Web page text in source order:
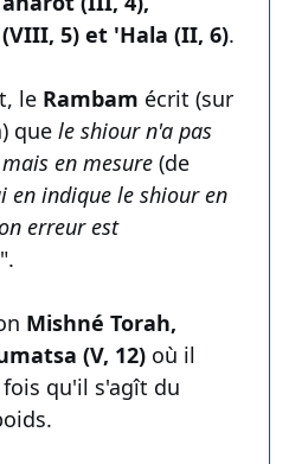
5) et 'Hala (II, 6).
le Rambam écrit (sur
que le shiour n'a pas
en mesure (de
en indique le shiour en
erreur est
".
Mishné Torah,
(V, 12) où il
qu'il s'agît du